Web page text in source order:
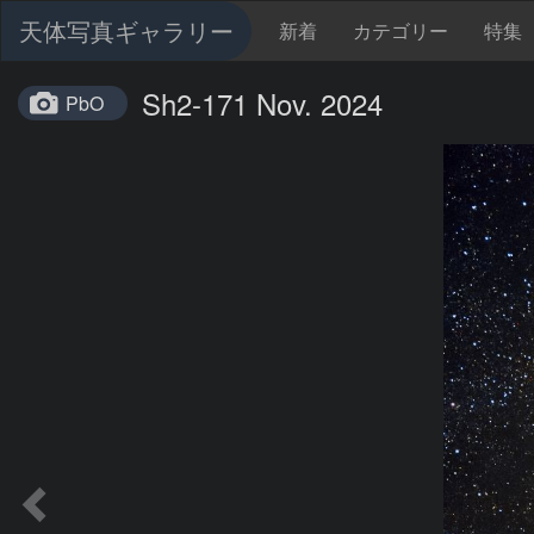
天体写真ギャラリー 新着 カテゴリー 特集
PbO Sh2-171 Nov. 2024